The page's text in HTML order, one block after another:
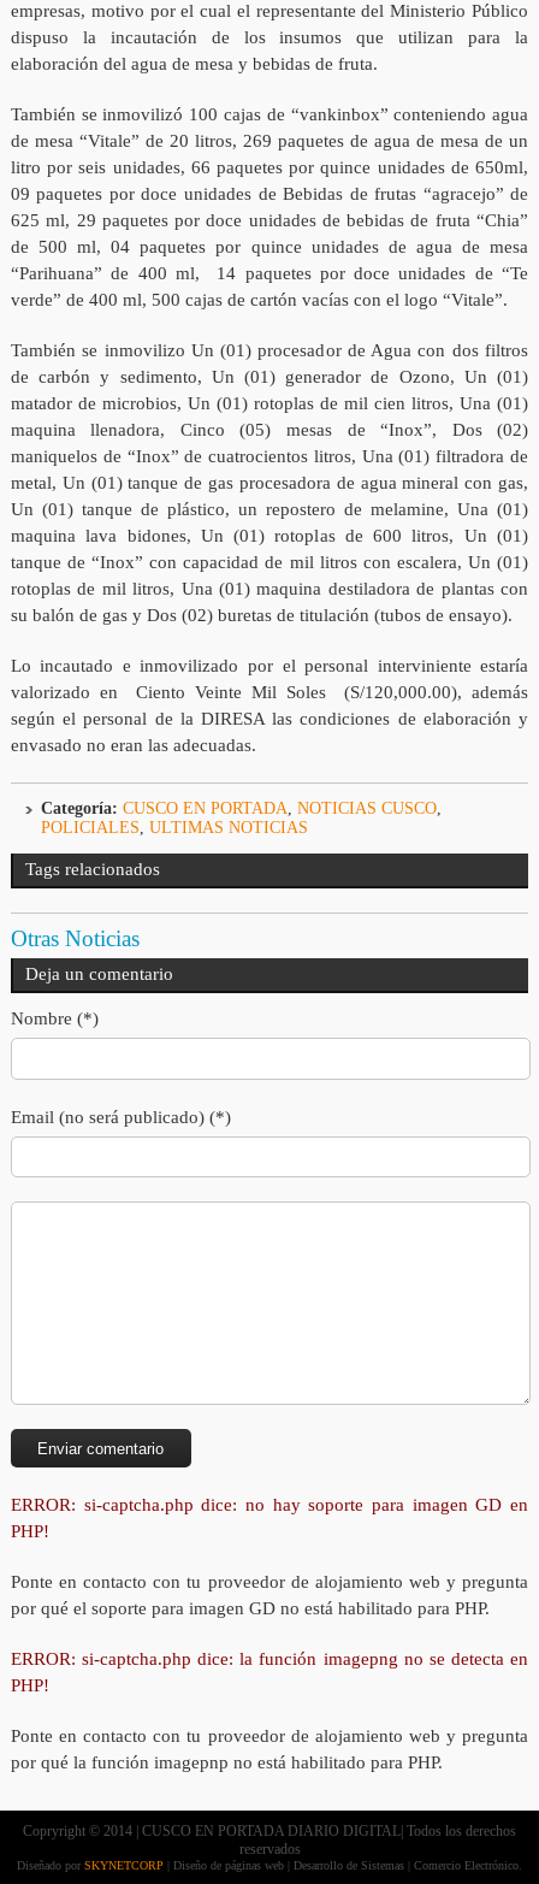
empresas, motivo por el cual el representante del Ministerio Público
dispuso la incautación de los insumos que utilizan para la
elaboración del agua de mesa y bebidas de fruta.
También se inmovilizó 100 cajas de “vankinbox” conteniendo agua
de mesa “Vitale” de 20 litros, 269 paquetes de agua de mesa de un
litro por seis unidades, 66 paquetes por quince unidades de 650ml,
09 paquetes por doce unidades de Bebidas de frutas “agracejo” de
625 ml, 29 paquetes por doce unidades de bebidas de fruta “Chia”
de 500 ml, 04 paquetes por quince unidades de agua de mesa
“Parihuana” de 400 ml, 14 paquetes por doce unidades de “Te
verde” de 400 ml, 500 cajas de cartón vacías con el logo “Vitale”.
También se inmovilizo Un (01) procesador de Agua con dos filtros
de carbón y sedimento, Un (01) generador de Ozono, Un (01)
matador de microbios, Un (01) rotoplas de mil cien litros, Una (01)
maquina llenadora, Cinco (05) mesas de “Inox”, Dos (02)
maniquelos de “Inox” de cuatrocientos litros, Una (01) filtradora de
metal, Un (01) tanque de gas procesadora de agua mineral con gas,
Un (01) tanque de plástico, un repostero de melamine, Una (01)
maquina lava bidones, Un (01) rotoplas de 600 litros, Un (01)
tanque de “Inox” con capacidad de mil litros con escalera, Un (01)
rotoplas de mil litros, Una (01) maquina destiladora de plantas con
su balón de gas y Dos (02) buretas de titulación (tubos de ensayo).
Lo incautado e inmovilizado por el personal interviniente estaría
valorizado en Ciento Veinte Mil Soles (S/120,000.00), además
según el personal de la DIRESA las condiciones de elaboración y
envasado no eran las adecuadas.
Categoría: CUSCO EN PORTADA, NOTICIAS CUSCO,
POLICIALES, ULTIMAS NOTICIAS
Tags relacionados
Otras Noticias
Deja un comentario
Nombre (*)
Email (no será publicado) (*)
ERROR: si-captcha.php dice: no hay soporte para imagen GD en
PHP!
Ponte en contacto con tu proveedor de alojamiento web y pregunta
por qué el soporte para imagen GD no está habilitado para PHP.
ERROR: si-captcha.php dice: la función imagepng no se detecta en
PHP!
Ponte en contacto con tu proveedor de alojamiento web y pregunta
por qué la función imagepnp no está habilitado para PHP.
Copryright © 2014 | CUSCO EN PORTADA DIARIO DIGITAL| Todos los derechos
reservados
Diseñado por SKYNETCORP | Diseño de páginas web | Desarrollo de Sistemas | Comercio Electrónico.